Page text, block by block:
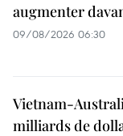
augmenter
09/08/2026 06:30
Vietnam-
milliards de